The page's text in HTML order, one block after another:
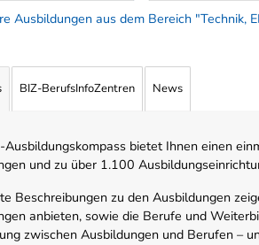
Ausbildungen aus dem Bereich "Technik,
BIZ-BerufsInfoZentren News
Ausbildungskompass bietet Ihnen einen
und zu über 1.100
Beschreibungen zu den Ausbildungen
anbieten, sowie die Berufe und
zwischen Ausbildungen und Berufen –